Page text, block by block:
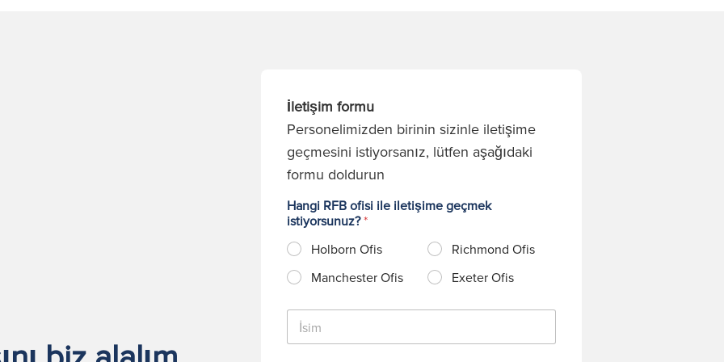
İletişim formu
Personelimizden birinin sizinle iletişime
geçmesini istiyorsanız, lütfen aşağıdaki
formu doldurun
Hangi RFB ofisi ile iletişime geçmek
istiyorsunuz?*
Holborn Ofis
Richmond Ofis
Manchester Ofis
Exeter Ofis
İ
i